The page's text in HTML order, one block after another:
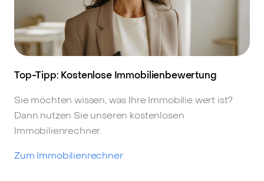
Top-Tipp: Kostenlose Immobilienbewertung
Sie möchten wissen, was Ihre Immobilie wert ist?
Dann nutzen Sie unseren kostenlosen
Immobilienrechner.
Zum Immobilienrechner